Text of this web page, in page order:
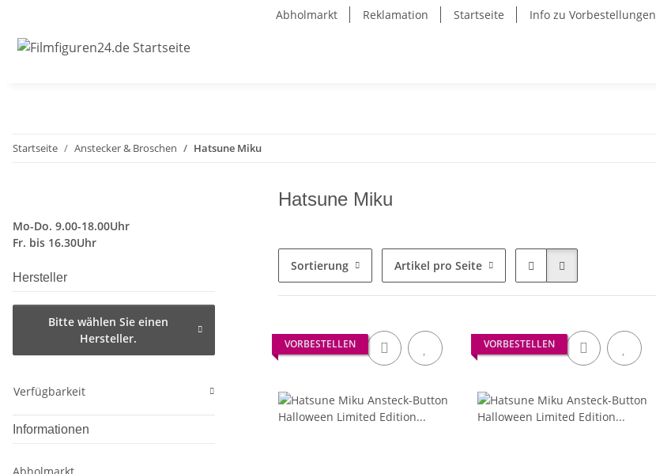
Abholmarkt Reklamation Startseite Info zu Vorbestellungen
Startseite Anstecker & Broschen Hatsune Miku
Hatsune Miku
Sortierung Artikel pro Seite
VORBESTELLEN VORBESTELLEN
Mo-Do. 9.00-18.00Uhr
Fr. bis 16.30Uhr
Hersteller
Bitte wählen Sie einen
Hersteller.
Verfügbarkeit
Informationen